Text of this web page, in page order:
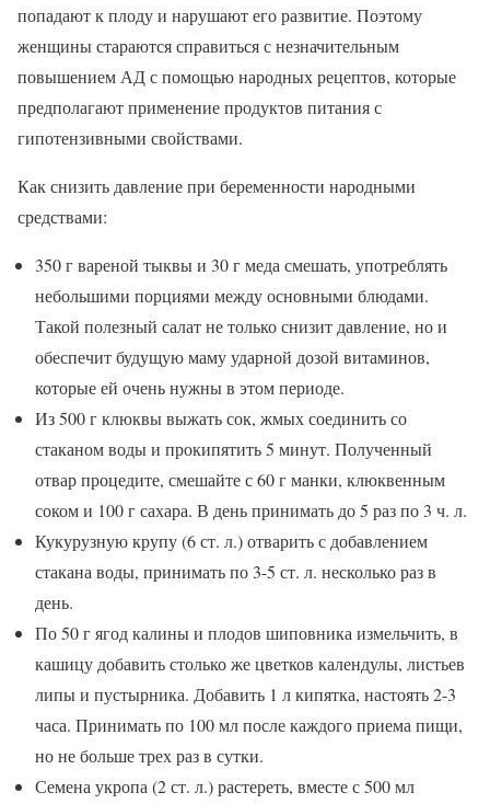
попадают к плоду и нарушают его развитие. Поэтому
женщины стараются справиться с незначительным
повышением АД с помощью народных рецептов, которые
предполагают применение продуктов питания с
гипотензивными свойствами.
Как снизить давление при беременности народными
средствами:
350 г вареной тыквы и 30 г меда смешать, употреблять
небольшими порциями между основными блюдами.
Такой полезный салат не только снизит давление, но и
обеспечит будущую маму ударной дозой витаминов,
которые ей очень нужны в этом периоде.
Из 500 г клюквы выжать сок, жмых соединить со
стаканом воды и прокипятить 5 минут. Полученный
отвар процедите, смешайте с 60 г манки, клюквенным
соком и 100 г сахара. В день принимать до 5 раз по 3 ч. л.
Кукурузную крупу (6 ст. л.) отварить с добавлением
стакана воды, принимать по 3-5 ст. л. несколько раз в
день.
По 50 г ягод калины и плодов шиповника измельчить, в
кашицу добавить столько же цветков календулы, листьев
липы и пустырника. Добавить 1 л кипятка, настоять 2-3
часа. Принимать по 100 мл после каждого приема пищи,
но не больше трех раз в сутки.
Семена укропа (2 ст. л.) растереть, вместе с 500 мл